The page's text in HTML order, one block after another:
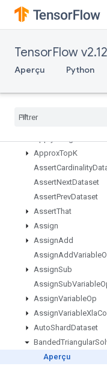
TensorFlow
Aperçu Python
Generator
ApproxTopK
AssertCardinality
AssertNextDataset
AssertPrevDataset
AssertThat
Assign
AssignAdd
AssignAddVariable
AssignSub
AssignSubVariable
AssignVariableOp
AssignVariableXla
AutoShardDataset
BandedTriangular
Aperçu